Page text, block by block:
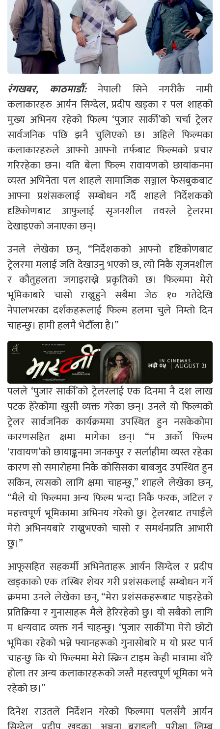
रंगखबर, काठमाडौँ:नेपाली सिने नगरीकै नामी
कलाकारहरु आर्यन सिग्देल, प्रदीप खड्का र पल शाहको
मुख्य अभिनय रहेको फिल्म ‘पुजार सार्की’को चर्चा ट्रेलर
सार्वजनिक पछि झनै चुलिएको छ। अहिले फिल्मका
कलाकारहरुले आफ्नो आफ्नो तर्फबाट फिल्मको प्रचार
गरिरहेका छन। यति बेला फिल्म रावायणको छायांकनमा
व्यस्त अभिनेता पल शाहले सामाजिक सञ्जाल फेसबुकबाट
आफ्ना प्रशंसकलाई सम्बोधन गर्दै शाहले निर्देशकको
दृष्टिकोणबाट आफुलाई सृजनशील तवरले ट्रेलरमा
देखाइएको जनाएका छन्।
उनले लेखेका छन्, “निर्देशकको आफ्नो दृष्टिकोणबाट
ट्रेलरमा मलाई जति देखाउनु भएको छ, त्यो निकै सृजनशील
र कौतुहलता जगाइराख्ने प्रकृतिको छ। फिल्ममा मेरो
भूमिकाबारे चासो राख्नुहुने सबैमा जेठ १० गतेदेखि
नेपालभरका दर्शकहरूलाई फिल्म हलमा चुले निम्तो दिन
चाहन्छु। हामी हलमै भेटौँला है।”
पलले ‘पुजार सार्की’को ट्रेलरलाई एक दिनमा नै दश लाख
पटक हेरेकोमा खुसी व्यक्त गरेका छन्। उनले यो फिल्मको
ट्रेलर सार्वजनिक कार्यक्रममा उपस्थित हुन नसकेकोमा
कारणसहित क्षमा मागेका छन्। “म अर्को फिल्म
‘रावायण’को छायाङ्कनमा जनकपुर र सर्लाहीमा व्यस्त रहेका
कारण सो समारोहमा निकै कोसिसका बाबजुद उपस्थित हुन
सकिन, त्यसको लागि क्षमा चाहन्छु,” शाहले लेखेका छन्,
“मैले यो फिल्ममा अन्य फिल्म भन्दा निकै फरक, जटिल र
महत्त्वपूर्ण भूमिकामा अभिनय गरेको छु। ट्रेलरबाट तपाईँले
मेरो अभिनयबारे राख्नुभएको चासो र समर्थनप्रति आभारी
छु।”
आफूसहित सहकर्मी अभिनेताहरू आर्यन सिग्देल र प्रदीप
खड्काको एक तस्बिर शेयर गरी प्रशंसकलाई सम्बोधन गर्ने
क्रममा उनले लेखेका छन्, “मेरा प्रशंसकहरूबाट पाइरहेको
प्रतिक्रिया र गुनासाहरू मैले हेरिरहेको छु। यो सबैको लागि
म धन्यवाद व्यक्त गर्न चाहन्छु। ‘पुजार सार्की’मा मेरो छोटो
भूमिका रहेको भन्ने फ्यानहरूको गुनासोबारे म यो प्रस्ट पार्न
चाहन्छु कि यो फिल्ममा मेरो स्क्रिन टाइम केही मात्रामा थोरै
होला तर अन्य कलाकारहरूको जस्तै महत्त्वपूर्ण भूमिका भने
रहेको छ।”
दिनेश राउतले निर्देशन गरेको फिल्ममा पलसँगै आर्यन